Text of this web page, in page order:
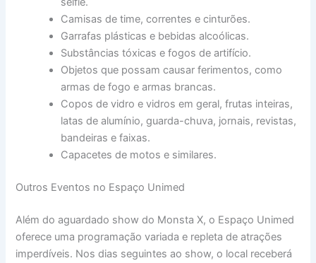
Camisas de time, correntes e cinturões.
Garrafas plásticas e bebidas alcoólicas.
Substâncias tóxicas e fogos de artifício.
Objetos que possam causar ferimentos, como
armas de fogo e armas brancas.
Copos de vidro e vidros em geral, frutas inteiras,
latas de alumínio, guarda-chuva, jornais, revistas,
bandeiras e faixas.
Capacetes de motos e similares.
Outros Eventos no Espaço Unimed
Além do aguardado show do Monsta X, o Espaço Unimed
oferece uma programação variada e repleta de atrações
imperdíveis. Nos dias seguintes ao show, o local receberá